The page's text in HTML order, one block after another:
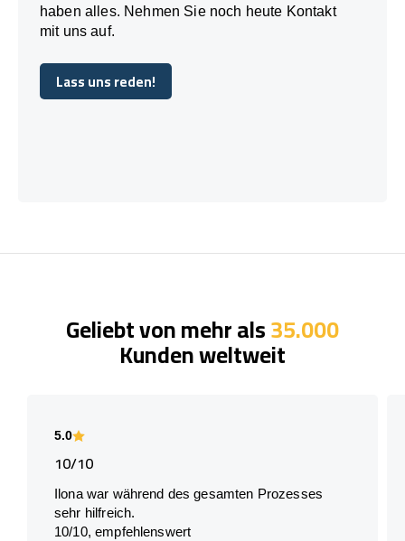
haben alles. Nehmen Sie noch heute Kontakt
mit uns auf.
Lass uns reden!
Lass uns reden!
Geliebt von mehr als35.000
Kunden weltweit
5.0
10/10
Ilona war während des gesamten Prozesses
sehr hilfreich.
10/10, empfehlenswert